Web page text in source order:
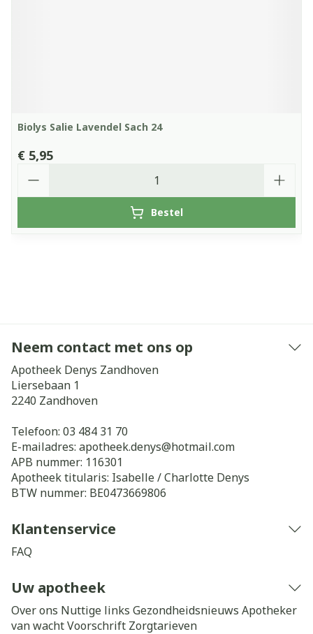
Biolys Salie Lavendel Sach 24
€ 5,95
Bestel
Neem contact met ons op
Apotheek Denys Zandhoven
Liersebaan 1
2240 Zandhoven
Telefoon: 03 484 31 70
E-mailadres: apotheek.denys@hotmail.com
APB nummer: 116301
Apotheek titularis: Isabelle / Charlotte Denys
BTW nummer: BE0473669806
Klantenservice
FAQ
Uw apotheek
Over ons Nuttige links Gezondheidsnieuws Apotheker
van wachtVoorschrift Zorgtarieven